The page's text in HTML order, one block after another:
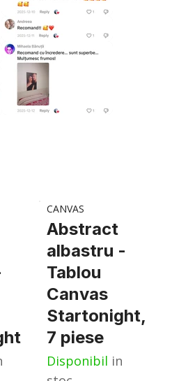
CANVAS
Abstract
albastru -
Tablou
Canvas
Startonight,
7 piese
Disponibil in